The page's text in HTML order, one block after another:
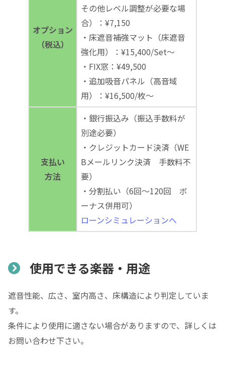
オプション
（税込）
その他レベル調整が必要な場
合）：¥7,150
・床遮音補強マット（床遮音
強化用）：¥15,400/Set～
・FIX窓：¥49,500
・追加吸音パネル（高音域
用）：¥16,500/枚～
支払い
方法
・銀行振込み（振込手数料が
別途必要）
・クレジットカード決済（WE
Bメールリンク決済 手数料不
要）
・分割払い（6回～120回 ボ
ーナス併用可）
ローンシミュレーションへ
使用できる楽器・用途
遮音性能、広さ、室内高さ、床構造により判定していま
す。
条件により使用に適さない場合がありますので、詳しくは
お問い合わせ下さい。